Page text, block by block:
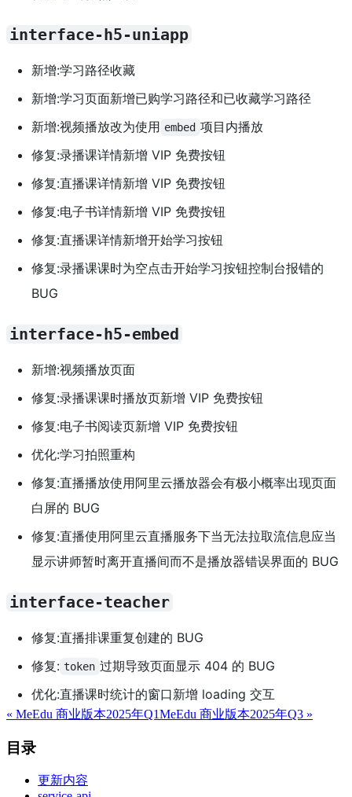
interface-h5-uniapp
新增:学习路径收藏
新增:学习页面新增已购学习路径和已收藏学习路径
新增:视频播放改为使用 embed 项目内播放
修复:录播课详情新增 VIP 免费按钮
修复:直播课详情新增 VIP 免费按钮
修复:电子书详情新增 VIP 免费按钮
修复:直播课详情新增开始学习按钮
修复:录播课课时为空点击开始学习按钮控制台报错的
BUG
interface-h5-embed
新增:视频播放页面
修复:录播课课时播放页新增 VIP 免费按钮
修复:电子书阅读页新增 VIP 免费按钮
优化:学习拍照重构
修复:直播播放使用阿里云播放器会有极小概率出现页面
白屏的 BUG
修复:直播使用阿里云直播服务下当无法拉取流信息应当
显示讲师暂时离开直播间而不是播放器错误界面的 BUG
interface-teacher
修复:直播排课重复创建的 BUG
修复: token 过期导致页面显示 404 的 BUG
优化:直播课时统计的窗口新增 loading 交互
« MeEdu 商业版本2025年Q1MeEdu 商业版本2025年Q3 »
目录
更新内容